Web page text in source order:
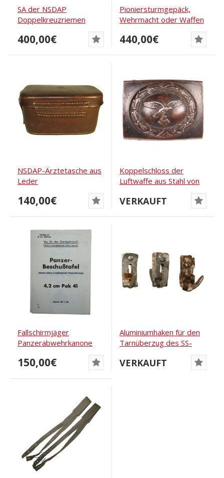
SA der NSDAP
Doppelkreuzriemen
Assmann RZM M5/189
DRGM
400,00€
Pioniersturmgepäck,
Wehrmacht oder Waffen
440,00€
NSDAP-Ärztetasche aus
Leder
140,00€
Koppelschloss der
Luftwaffe aus Stahl von
VERKAUFT
Fallschirmjäger
Panzerabwehrkanone
150,00€
Aluminiumhaken für den
Tarnüberzug des SS-
VERKAUFT